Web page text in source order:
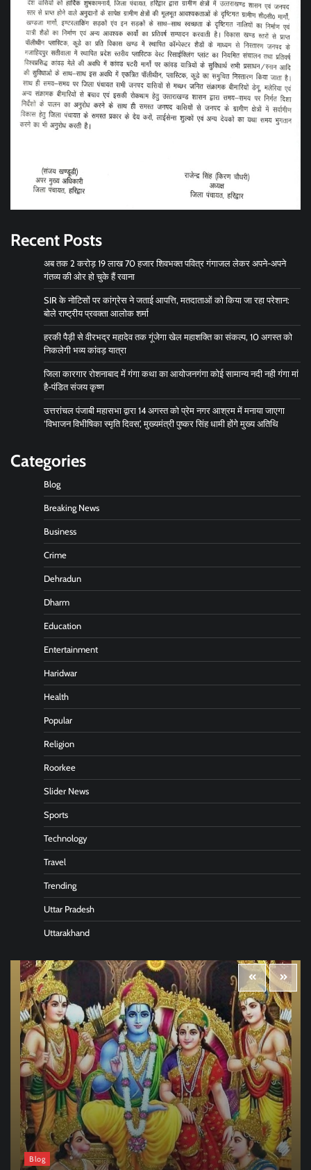
Recent Posts
अब तक 2 करोड़ 19 लाख 70 हजार शिवभक्त पवित्र गंगाजल लेकर अपने-अपने
गंतव्य की ओर हो चुके हैं रवाना
SIR के नोटिसों पर कांग्रेस ने जताई आपत्ति, मतदाताओं को किया जा रहा परेशान:
बोले राष्ट्रीय प्रवक्ता आलोक शर्मा
हरकी पैड़ी से वीरभद्र महादेव तक गूंजेगा खेल महाशक्ति का संकल्प, 10 अगस्त को
निकलेगी भव्य कांवड़ यात्रा
जिला कारगार रोशनाबाद में गंगा कथा का आयोजनगंगा कोई सामान्य नदी नही गंगा मां
है-पंडित संजय कृष्ण
उत्तरांचल पंजाबी महासभा द्वारा 14 अगस्त को प्रेम नगर आश्रम में मनाया जाएगा
‘विभाजन विभीषिका स्मृति दिवस’, मुख्यमंत्री पुष्कर सिंह धामी होंगे मुख्य अतिथि
Categories
Blog
Breaking News
Business
Crime
Dehradun
Dharm
Education
Entertainment
Haridwar
Health
Popular
Religion
Roorkee
Slider News
Sports
Technology
Travel
Trending
Uttar Pradesh
Uttarakhand
Blog